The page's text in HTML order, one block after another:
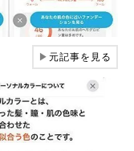
▶元記事を見る